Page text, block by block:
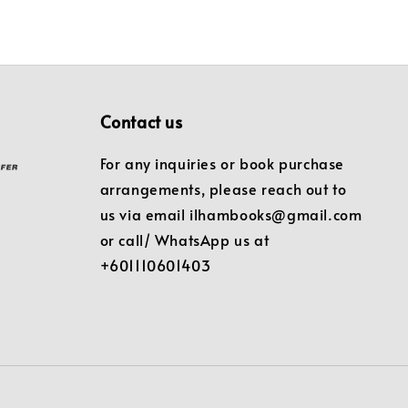
Contact us
For any inquiries or book purchase
arrangements, please reach out to
us via email ilhambooks@gmail.com
or call/ WhatsApp us at
+601110601403